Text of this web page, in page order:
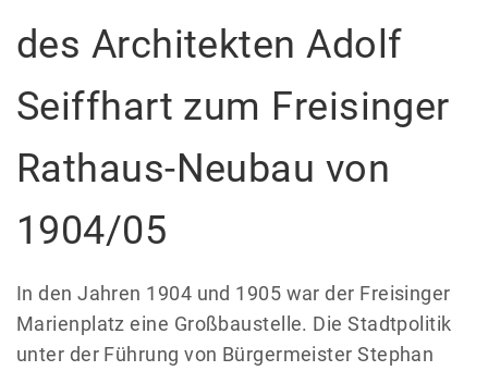
des Architekten Adolf
Seiffhart zum Freisinger
Rathaus-Neubau von
1904/05
In den Jahren 1904 und 1905 war der Freisinger
Marienplatz eine Großbaustelle. Die Stadtpolitik
unter der Führung von Bürgermeister Stephan